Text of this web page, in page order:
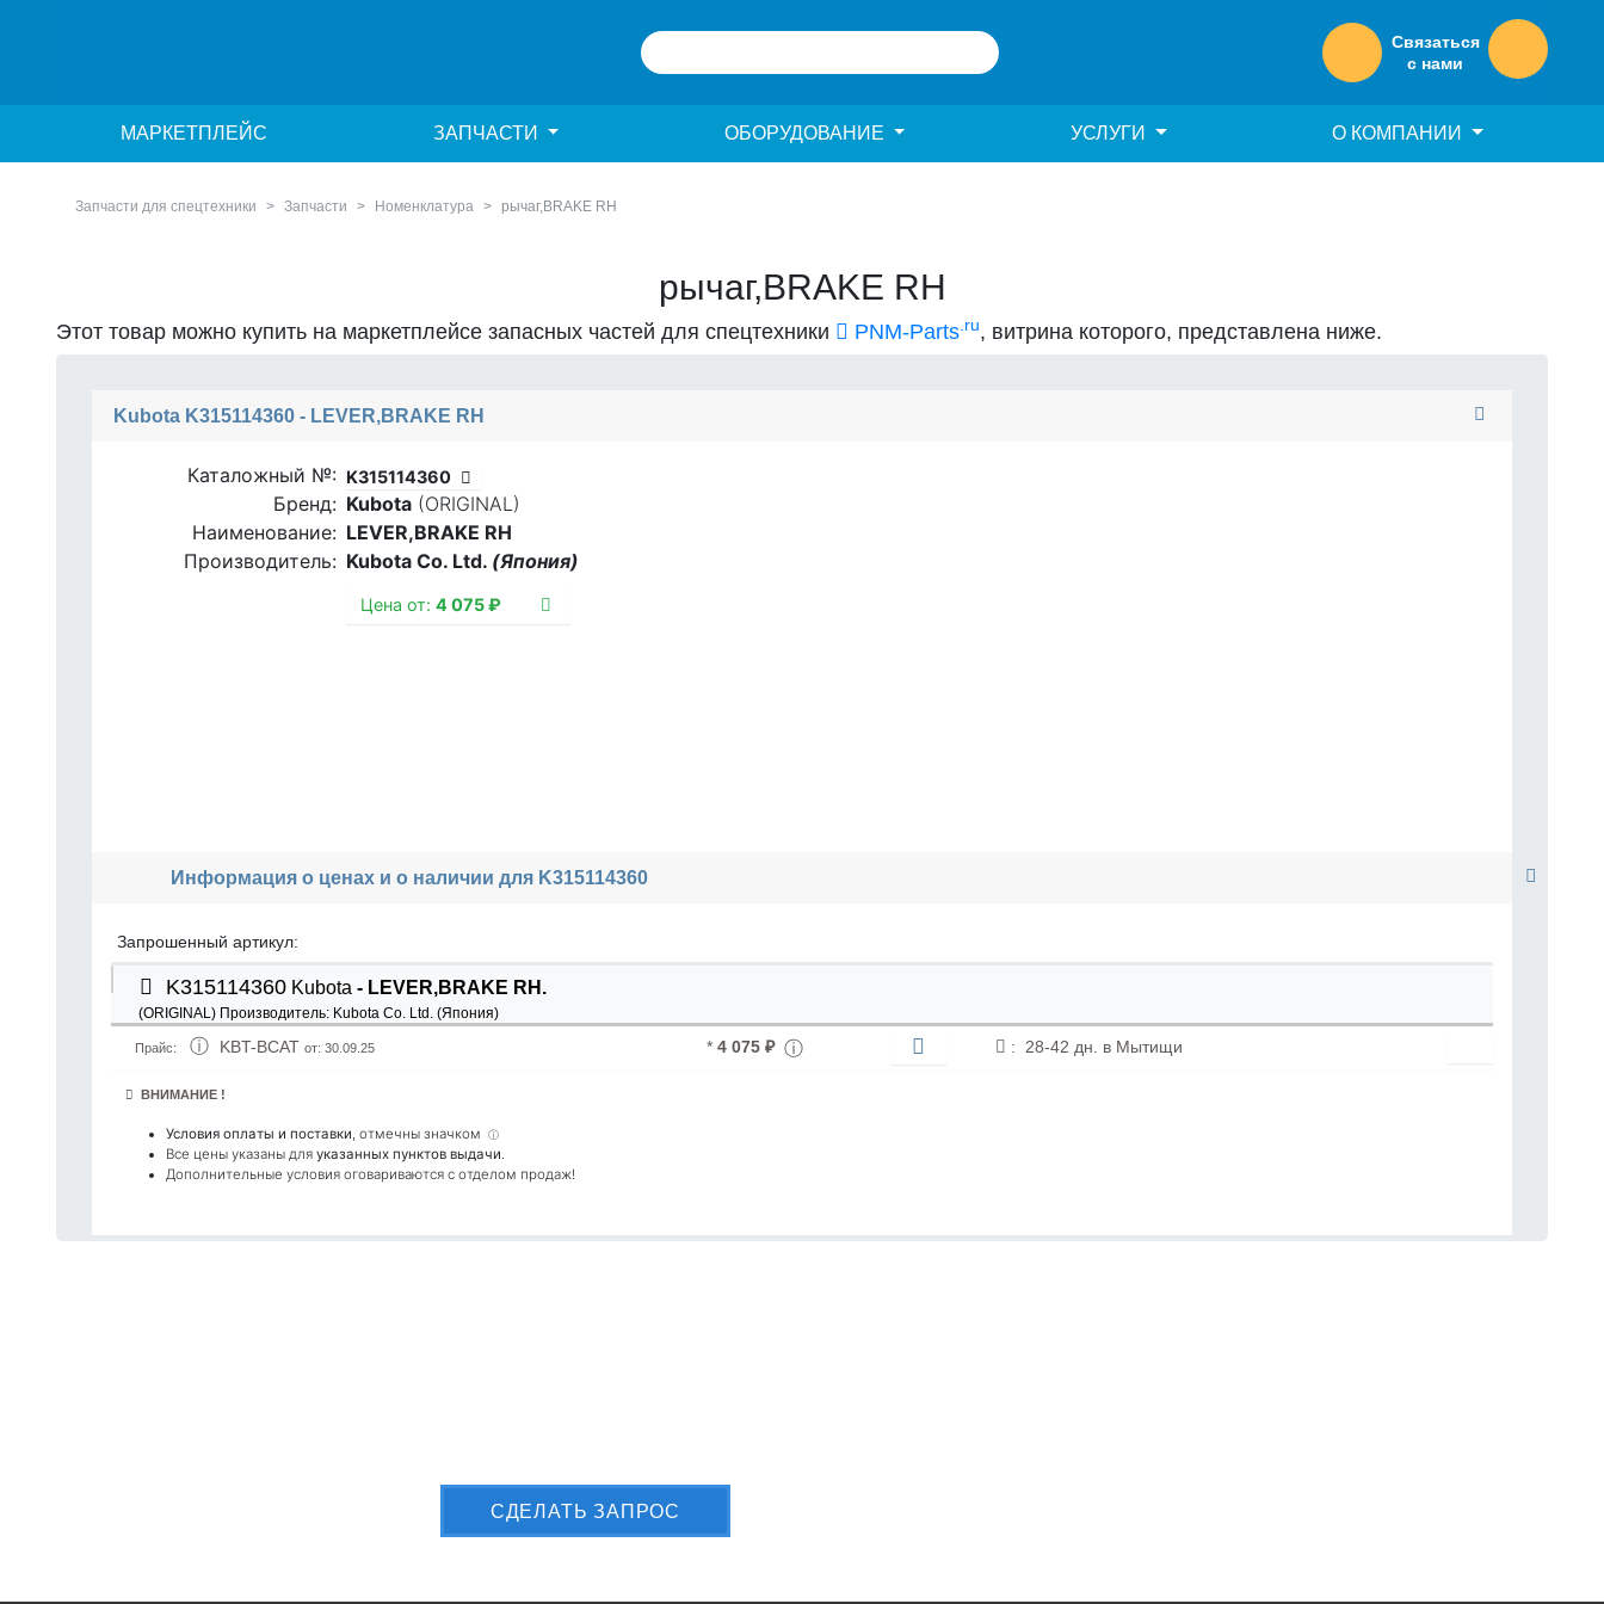
Связаться
с нами
МАРКЕТПЛЕЙС ЗАПЧАСТИ ОБОРУДОВАНИЕ УСЛУГИ О КОМПАНИИ
Запчасти для спецтехники Запчасти Номенклатура рычаг,BRAKE RH
рычаг,BRAKE RH
Этот товар можно купить на маркетплейсе запасных частей для спецтехники PNM-Parts.ru, витрина которого, представлена ниже.
Kubota K315114360 - LEVER,BRAKE RH
Каталожный №: K315114360
Бренд: Kubota (ORIGINAL)
Наименование: LEVER,BRAKE RH
Производитель: Kubota Co. Ltd. (Япония)
Цена от: 4 075 ₽
Информация о ценах и о наличии для K315114360
Запрошенный артикул:
K315114360 Kubota - LEVER,BRAKE RH.
(ORIGINAL)Производитель: Kubota Co. Ltd. (Япония)
Прайс: KBT-BCAT от: 30.09.25 * 4 075 ₽ : 28-42 дн. в Мытищи
ВНИМАНИЕ !
Условия оплаты и поставки, отмечны значком ⓘ
Все цены указаны для указанных пунктов выдачи.
Дополнительные условия оговариваются с отделом продаж!
CДЕЛАТЬ ЗАПРОС